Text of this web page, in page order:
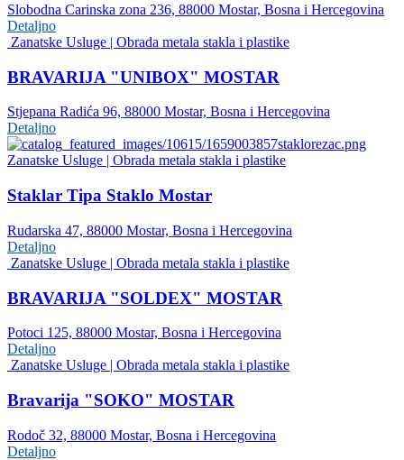
Slobodna Carinska zona 236, 88000 Mostar, Bosna i Hercegovina
Detaljno
Zanatske Usluge | Obrada metala stakla i plastike
BRAVARIJA "UNIBOX" MOSTAR
Stjepana Radića 96, 88000 Mostar, Bosna i Hercegovina
Detaljno
Zanatske Usluge | Obrada metala stakla i plastike
Staklar Tipa Staklo Mostar
Rudarska 47, 88000 Mostar, Bosna i Hercegovina
Detaljno
Zanatske Usluge | Obrada metala stakla i plastike
BRAVARIJA "SOLDEX" MOSTAR
Potoci 125, 88000 Mostar, Bosna i Hercegovina
Detaljno
Zanatske Usluge | Obrada metala stakla i plastike
Bravarija "SOKO" MOSTAR
Rodoč 32, 88000 Mostar, Bosna i Hercegovina
Detaljno